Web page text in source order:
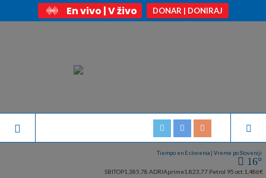
En vivo | V živo DONAR | DONIRAJ
Tiempo en Eslovenia | Vreme po Sloveniji
16°
SBITOP1.385,78 ADRIAprime1.823,77 Petrol 95 oct. 1,486€